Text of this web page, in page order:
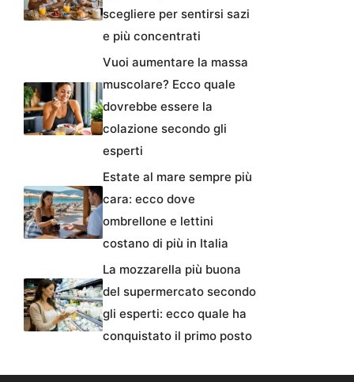
scegliere per sentirsi sazi
e più concentrati
Vuoi aumentare la massa
muscolare? Ecco quale
dovrebbe essere la
colazione secondo gli
esperti
Estate al mare sempre più
cara: ecco dove
ombrellone e lettini
costano di più in Italia
La mozzarella più buona
del supermercato secondo
gli esperti: ecco quale ha
conquistato il primo posto